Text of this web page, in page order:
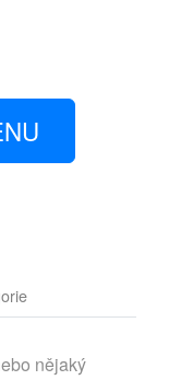
nějaký